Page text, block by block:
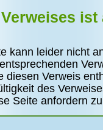
ist
kann leider nicht
diesen Verweis
des
Seite anfordern